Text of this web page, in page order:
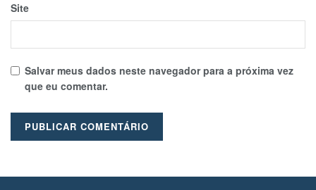
Site
Salvar meus dados neste navegador para a próxima vez
que eu comentar.